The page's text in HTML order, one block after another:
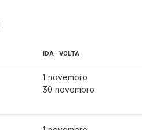
IDA - VOLTA
1 novembro
30 novembro